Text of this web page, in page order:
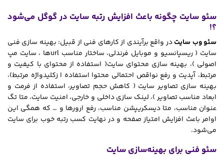
سئو سایت چگونه باعث افزایش رتبه سایت در گوگل می‌شود
؟!
سئو وب سایتدر واقع برآیندی از کارهای فنی از قبیل: بهینه سازی فنی
سایت ( ریسپانسیو و موبایل فرندلی، ساختار مناسب urlها ، سایت مپ
اصولی )، بهینه سازی محتوای سایت( استفاده از محتوای با کیفیت و
مرتبط، آپدیت و رفع نواقص احتمالی محتوا استفاده ا زکلیدواژه مرتبط)،
بهینه سازی تصاویر سایت ( کاهش حجم تصاویر، استفاده از فرمت و
ابعاد مناسب تصاویر )، لینک سازی داخلی و خارجی، امنیت سایت، متا تگ
عنوان مناسب، متا دیسکریپشن مناسب، رفع ارورها و … که همگی این
اوامر باعث افزایش امتیاز صفحه و در نهایت کسب رتبه خوب برای سایت
می‌شود.
سئو فنی برای بهینه‌سازی سایت